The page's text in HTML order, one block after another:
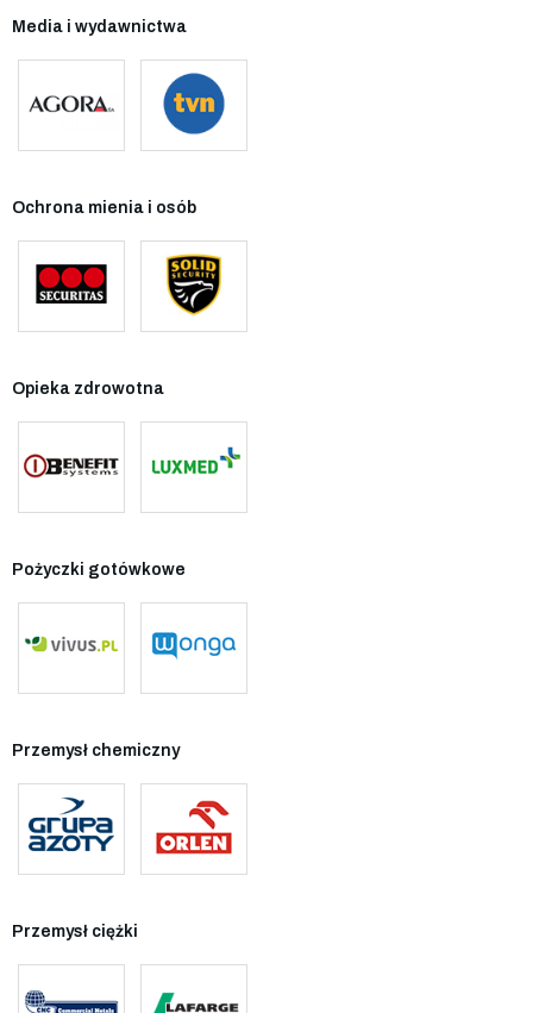
Media i wydawnictwa
Ochrona mienia i osób
Opieka zdrowotna
Pożyczki gotówkowe
Przemysł chemiczny
Przemysł ciężki